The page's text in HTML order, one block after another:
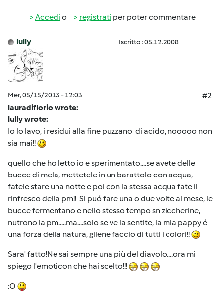
Accedi o registrati per poter commentare
lully Iscritto : 05.12.2008
Mer, 05/15/2013 - 12:03
#2
lauradiflorio wrote:
lully wrote:
Io lo lavo, i residui alla fine puzzano di acido, nooooo non
sia mai!!
quello che ho letto io e sperimentato....se avete delle
bucce di mela, mettetele in un barattolo con acqua,
fatele stare una notte e poi con la stessa acqua fate il
rinfresco della pm!! Si puó fare una o due volte al mese, le
bucce fermentano e nello stesso tempo sn ziccherine,
nutrono la pm.....ma....solo se ve la sentite, la mia pappy é
una forza della natura, gliene faccio di tutti i colori!!
Sara' fatto!Ne sai sempre una più del diavolo....ora mi
spiego l'emoticon che hai scelto!!!
:O